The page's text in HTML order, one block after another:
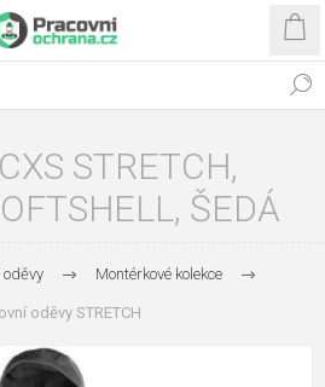
STRETCH,
ŠEDÁ
oděvy Montérkové kolekce
oděvy STRETCH